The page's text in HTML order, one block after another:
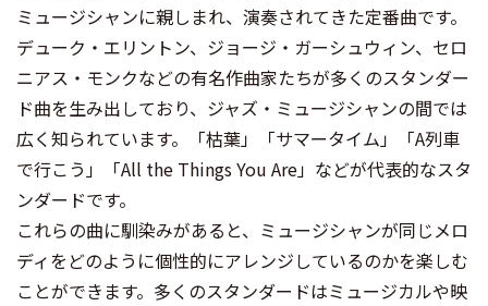
ミュージシャンに親しまれ、演奏されてきた定番曲です。
デューク・エリントン、ジョージ・ガーシュウィン、セロ
ニアス・モンクなどの有名作曲家たちが多くのスタンダー
ド曲を生み出しており、ジャズ・ミュージシャンの間では
広く知られています。「枯葉」「サマータイム」「A列車
で行こう」「All the Things You Are」などが代表的なスタ
ンダードです。
これらの曲に馴染みがあると、ミュージシャンが同じメロ
ディをどのように個性的にアレンジしているのかを楽しむ
ことができます。多くのスタンダードはミュージカルや映